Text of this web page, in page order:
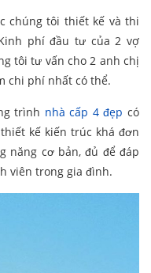
chúng tôi thiết kế và thi
phí đầu tư của 2 vợ
tôi tư vấn cho 2 anh chị
chi phí nhất có thể.
trình nhà cấp 4 đẹp có
kế kiến trúc khá đơn
năng cơ bản, đủ để đáp
viên trong gia đình.